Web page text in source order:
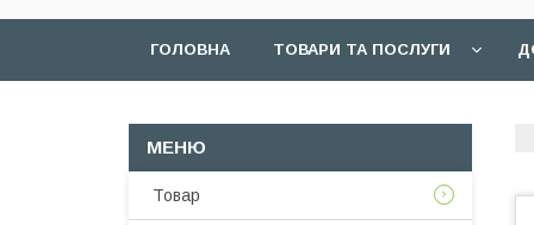
ГОЛОВНА ТОВАРИ ТА ПОСЛУГИ
Товар